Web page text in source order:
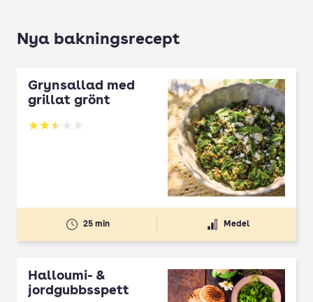
Nya bakningsrecept
Grynsallad med
grillat grönt
Betyg: 2.5 av 5
25 min Medel
Halloumi- &
jordgubbsspett